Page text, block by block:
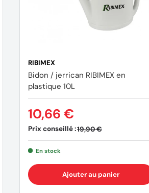
RIBIMEX
Bidon / jerrican RIBIMEX en
plastique 10L
Prix conseillé :19,90 €
10,66 €
En stock
Ajouter au panier